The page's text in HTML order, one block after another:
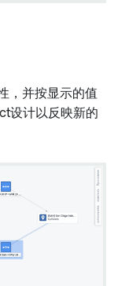
，并按显示的值
设计以反映新的